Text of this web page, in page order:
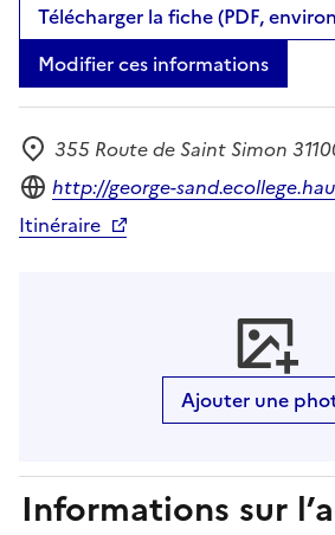
Télécharger la fiche (PDF,
Modifier ces informations
Adresse
355 Route de Saint Simon
Site internet
http://george-
Itinéraire
Ajouter une
Informations sur